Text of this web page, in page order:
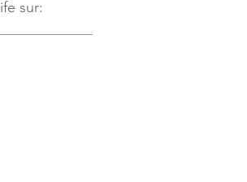
sur: